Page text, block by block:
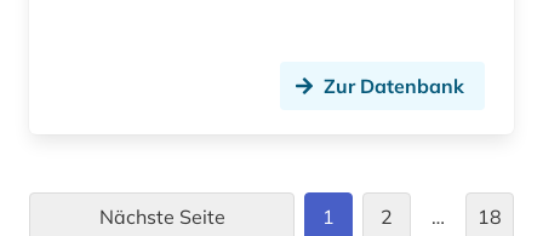
historische persönlichkeit (1)
Zur Datenbank
Nächste Seite 1 2 … 18